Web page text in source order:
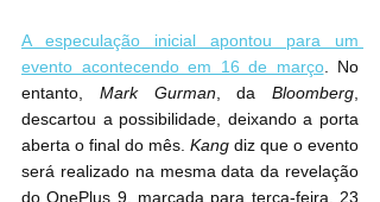
A especulação inicial apontou para um
evento acontecendo em 16 de março. No
entanto, Mark Gurman, da Bloomberg
descartou a possibilidade, deixando a porta
aberta o final do mês. Kang diz que o evento
será realizado na mesma data da revelação
do OnePlus 9, marcada para terça-feira, 23